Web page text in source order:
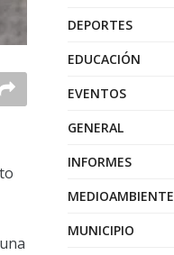
DEPORTES
EDUCACIÓN
EVENTOS
GENERAL
INFORMES
MEDIOAMBIENTE
MUNICIPIO